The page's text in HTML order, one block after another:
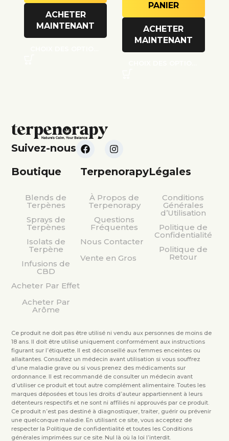
ACHETER
MAINTENANT
PANIER
ACHETER
MAINTENANT
Suivez-nous
Boutique
Blends de
Terpènes
Sprays de
Terpènes
Isolats de
Terpène
Infusions de
CBD
Acheter Par Effet
Acheter Par
Arôme
Terpenorapy
À Propos de
Terpenorapy
Questions
Fréquentes
Nous Contacter
Vente en Gros
Légales
Conditions
Générales
d’Utilisation
Politique de
Confidentialité
Politique de
Retour
Ce produit ne doit pas être utilisé ni vendu aux personnes de moins de
18 ans. Il doit être utilisé uniquement conformément aux instructions
figurant sur l’étiquette. Il est déconseillé aux femmes enceintes ou
allaitantes. Consultez un médecin avant utilisation si vous souffrez
d’une maladie grave ou si vous prenez des médicaments sur
ordonnance. Il est recommandé de consulter un médecin avant
d’utiliser ce produit et tout autre complément alimentaire. Toutes les
marques déposées et tous les droits d’auteur appartiennent à leurs
détenteurs respectifs et ne sont ni affiliés ni approuvés par ce produit.
Ce produit n’est pas destiné à diagnostiquer, traiter, guérir ou prévenir
une quelconque maladie. En utilisant ce site, vous acceptez de
respecter la Politique de confidentialité et toutes les Conditions
générales imprimées sur ce site. Nul là où la loi l’interdit.